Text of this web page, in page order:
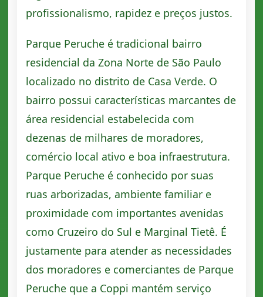
profissionalismo, rapidez e preços justos.
Parque Peruche é tradicional bairro
residencial da Zona Norte de São Paulo
localizado no distrito de Casa Verde. O
bairro possui características marcantes de
área residencial estabelecida com
dezenas de milhares de moradores,
comércio local ativo e boa infraestrutura.
Parque Peruche é conhecido por suas
ruas arborizadas, ambiente familiar e
proximidade com importantes avenidas
como Cruzeiro do Sul e Marginal Tietê. É
justamente para atender as necessidades
dos moradores e comerciantes de Parque
Peruche que a Coppi mantém serviço